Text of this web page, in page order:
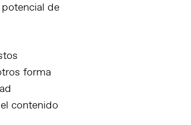
de
forma
contenido